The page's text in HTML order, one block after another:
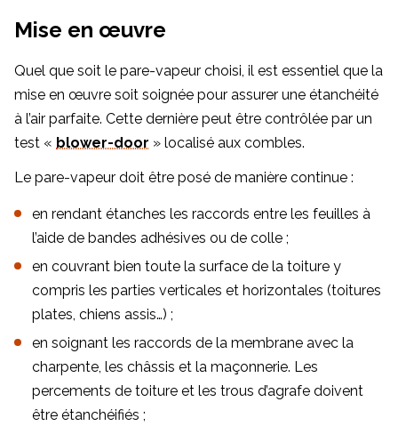
Mise en œuvre
Quel que soit le pare-vapeur choisi, il est essentiel que la
mise en œuvre soit soignée pour assurer une étanchéité
à l’air parfaite. Cette dernière peut être contrôlée par un
test « blower-door » localisé aux combles.
Le pare-vapeur doit être posé de manière continue :
en rendant étanches les raccords entre les feuilles à
l’aide de bandes adhésives ou de colle ;
en couvrant bien toute la surface de la toiture y
compris les parties verticales et horizontales (toitures
plates, chiens assis…) ;
en soignant les raccords de la membrane avec la
charpente, les châssis et la maçonnerie. Les
percements de toiture et les trous d’agrafe doivent
être étanchéifiés ;